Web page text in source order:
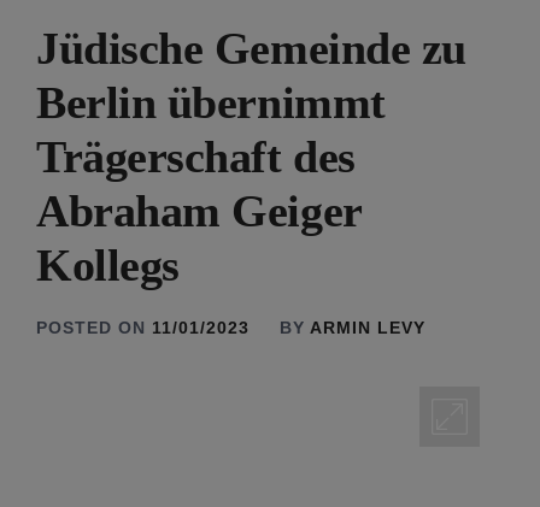
Jüdische Gemeinde zu
Berlin übernimmt
Trägerschaft des
Abraham Geiger
Kollegs
POSTED ON 11/01/2023 BY ARMIN LEVY